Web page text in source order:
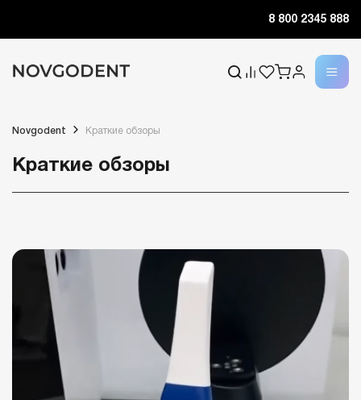
8 800 2345 888
Novgodent Краткие обзоры
Краткие обзоры